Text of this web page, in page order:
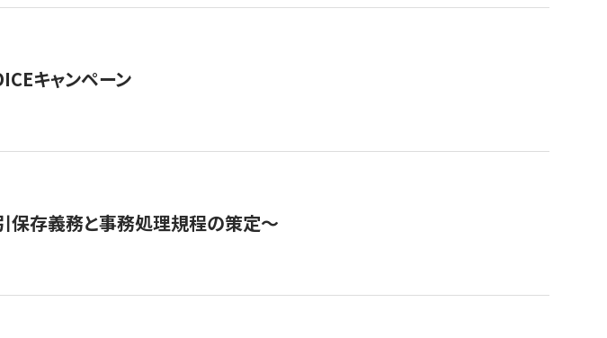
キャンペーン
存義務と事務処理規程の策定～